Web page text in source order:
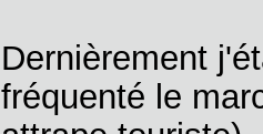
Dernièrement
fréquenté le